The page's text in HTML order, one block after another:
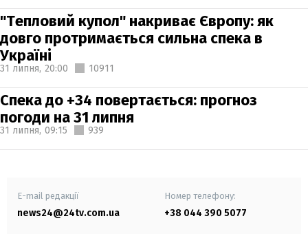
"Тепловий купол" накриває Європу: як
довго протримається сильна спека в
Україні
31 липня, 20:00 10911
Спека до +34 повертається: прогноз
погоди на 31 липня
31 липня, 09:15 939
E-mail редакції
news24@24tv.com.ua
Номер телефону:
+38 044 390 5077